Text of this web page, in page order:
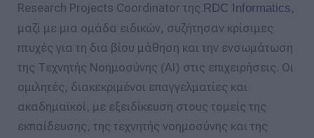
Research Projects Coordinator της RDC Informatics,
μαζί με μια ομάδα ειδικών, συζήτησαν κρίσιμες
πτυχές για τη δια βίου μάθηση και την ενσωμάτωση
της Τεχνητής Νοημοσύνης (AI) στις επιχειρήσεις. Οι
ομιλητές, διακεκριμένοι επαγγελματίες και
ακαδημαϊκοί, με εξειδίκευση στους τομείς της
εκπαίδευσης, της τεχνητής νοημοσύνης και της